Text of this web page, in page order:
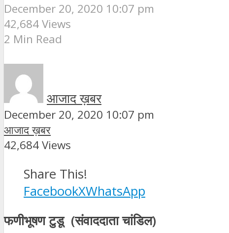
December 20, 2020 10:07 pm
42,684 Views
2 Min Read
आजाद ख़बर
December 20, 2020 10:07 pm
आजाद ख़बर
42,684 Views
Share This!
FacebookXWhatsApp
फणीभूषण टुडू (संवाददाता चांडिल)